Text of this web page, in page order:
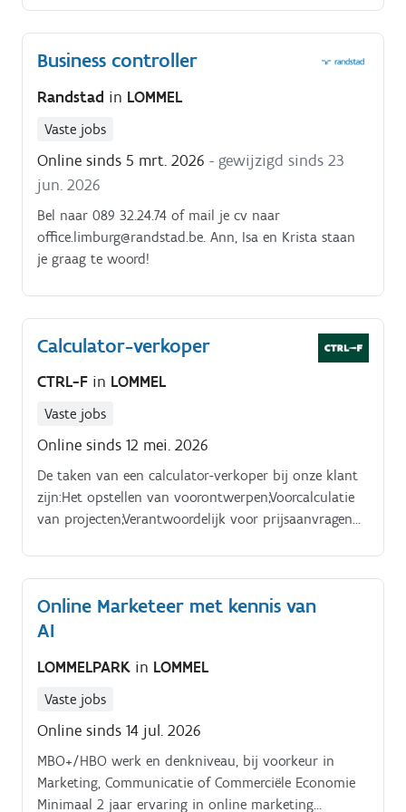
Business controller
Randstad in LOMMEL
Vaste jobs
Online sinds 5 mrt. 2026 - gewijzigd sinds 23
jun. 2026
Bel naar 089 32.24.74 of mail je cv naar
office.limburg@randstad.be. Ann, Isa en Krista staan
je graag te woord!
Calculator-verkoper
CTRL-F in LOMMEL
Vaste jobs
Online sinds 12 mei. 2026
De taken van een calculator-verkoper bij onze klant
zijn:Het opstellen van voorontwerpen;Voorcalculatie
van projecten;Verantwoordelijk voor prijsaanvragen
opstellen;Analyseren en controleren van dossiers en
meetstaven.
Online Marketeer met kennis van
AI
LOMMELPARK in LOMMEL
Vaste jobs
Online sinds 14 jul. 2026
MBO+/HBO werk en denkniveau, bij voorkeur in
Marketing, Communicatie of Commerciële Economie
Minimaal 2 jaar ervaring in online marketing